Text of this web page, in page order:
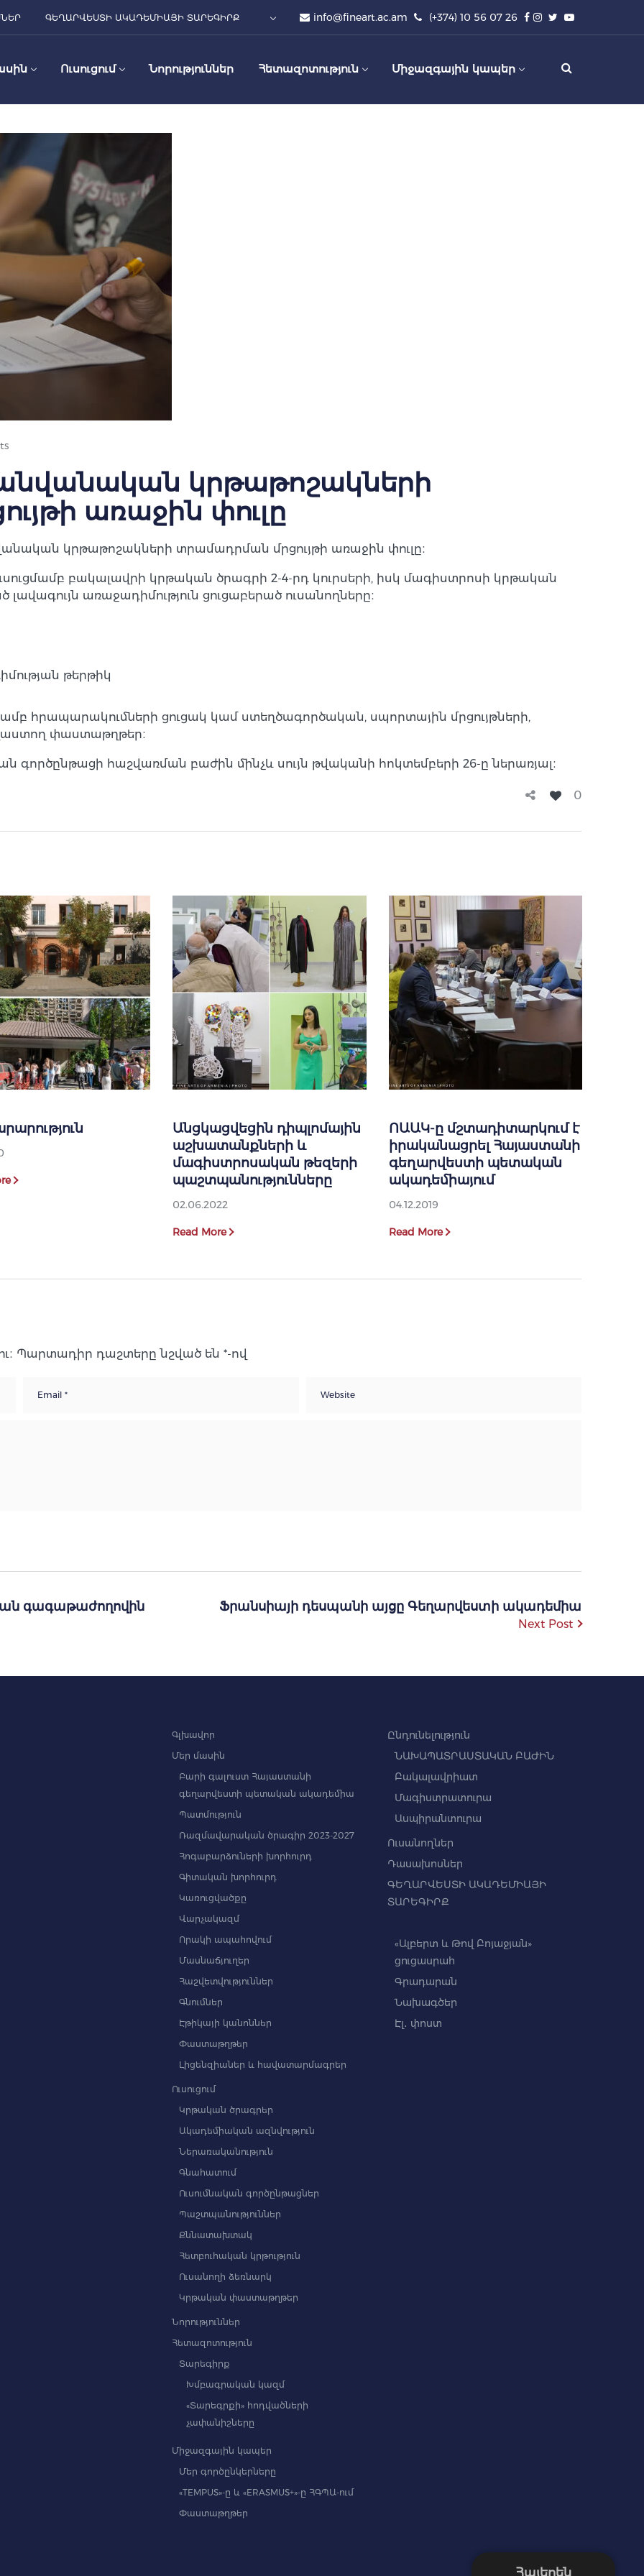
ԳԵՂԱՐՎԵՍՏԻ ԱԿԱԴԵՄԻԱՅԻ ՏԱՐԵԳԻՐՔ info@fineart.ac.am (+374) 10 56 07 26
Ուսուցում Նորություններ Հետազոտություն Միջազգային կապեր
կրթաթոշակների
առաջին փուլը
կրթաթոշակների տրամադրման մրցույթի առաջին փուլը։
բակալավրի կրթական ծրագրի 2-4-րդ կուրսերի, իսկ մագիստրոսի կրթական
առաջադիմություն ցուցաբերած ուսանողները։
թերթիկ
հրապարակումների ցուցակ կամ ստեղծագործական, սպորտային մրցույթների,
փաստաթղթեր։
գործընթացի հաշվառման բաժին մինչև սույն թվականի հոկտեմբերի 26-ը ներառյալ։
0
Անցկացվեցին դիպլոմային
աշխատանքների և
մագիստրոսական թեզերի
պաշտպանությունները
02.06.2022
Read More
ՈԱԱԿ-ը մշտադիտարկում է
իրականացրել Հայաստանի
գեղարվեստի պետական
ակադեմիայում
04.12.2019
Read More
Պարտադիր դաշտերը նշված են *-ով
գագաթաժողովին Ֆրանսիայի դեսպանի այցը Գեղարվեստի ակադեմիա
Next Post
Գլխավոր
Մեր մասին
Բարի գալուստ Հայաստանի
գեղարվեստի պետական ակադեմիա
Պատմություն
Ռազմավարական ծրագիր 2023-2027
Հոգաբարձուների խորհուրդ
Գիտական խորհուրդ
Կառուցվածքը
Վարչակազմ
Որակի ապահովում
Մասնաճյուղեր
Հաշվետվություններ
Գնումներ
Էթիկայի կանոններ
Փաստաթղթեր
Լիցենզիաներ և հավատարմագրեր
Ուսուցում
Կրթական ծրագրեր
Ակադեմիական ազնվություն
Ներառականություն
Գնահատում
Ուսումնական գործընթացներ
Պաշտպանություններ
Քննատախտակ
Հետբուհական կրթություն
Ուսանողի ձեռնարկ
Կրթական փաստաթղթեր
Նորություններ
Հետազոտություն
Տարեգիրք
Խմբագրական կազմ
«Տարեգրքի» հոդվածների
չափանիշները
Միջազգային կապեր
Մեր գործընկերները
«TEMPUS»-ը և «ERASMUS+»-ը ՀԳՊԱ-ում
Փաստաթղթեր
Ընդունելություն
ՆԱԽԱՊԱՏՐԱՍՏԱԿԱՆ ԲԱԺԻՆ
Բակալավրիատ
Մագիստրատուրա
Ասպիրանտուրա
Ուսանողներ
Դասախոսներ
ԳԵՂԱՐՎԵՍՏԻ ԱԿԱԴԵՄԻԱՅԻ
ՏԱՐԵԳԻՐՔ
«Ալբերտ և Թով Բոյաջյան»
ցուցասրահ
Գրադարան
Նախագծեր
Էլ․ փոստ
Հայերեն